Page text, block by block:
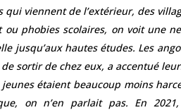
viennent de l’extérieur, des
phobies scolaires, on voit une
jusqu’aux hautes études. Les
sortir de chez eux, a accentué
étaient beaucoup moins
on n’en parlait pas. En